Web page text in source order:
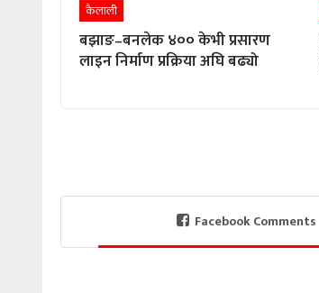
कैलाली
बझाङ–बनलेक ४०० केभी प्रसारण
लाइन निर्माण प्रक्रिया अघि बढ्यो
Facebook Comments